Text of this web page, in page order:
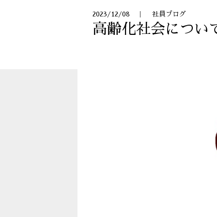
2023/12/08 ｜ 社員ブログ
高齢化社会につい